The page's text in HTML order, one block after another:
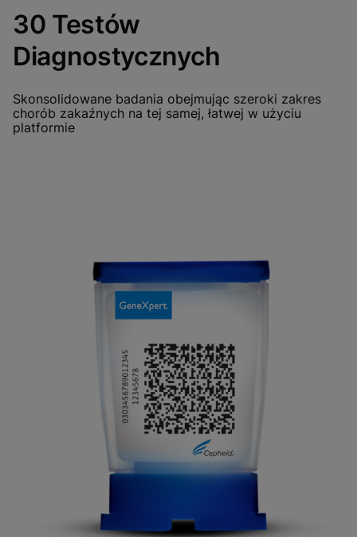
30 Testów
Diagnostycznych
Skonsolidowane badania obejmując szeroki zakres
chorób zakaźnych na tej samej, łatwej w użyciu
platformie